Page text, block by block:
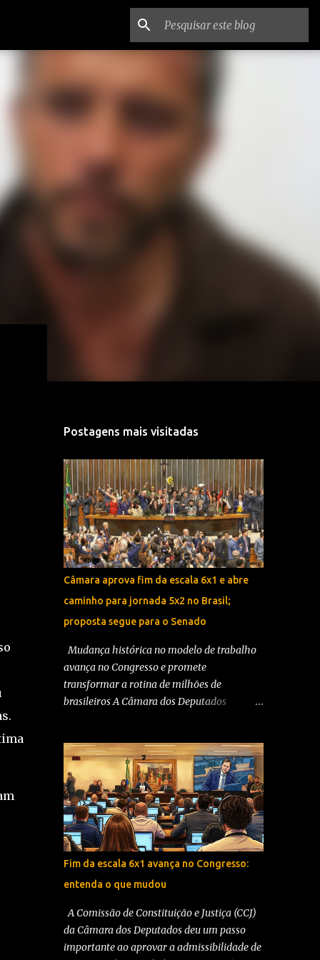
Postagens mais visitadas
Câmara aprova fim da escala 6x1 e abre
caminho para jornada 5x2 no Brasil;
proposta segue para o Senado
Mudança histórica no modelo de trabalho
avança no Congresso e promete
transformar a rotina de milhões de
brasileiros A Câmara dos Deputados
tradicional escala de trabalho 6x1 no Brasil e
abre espaço para a adoção da escala 5x2,
com dois dias de descanso semanal. A
decisão, tomada com ampla maioria
parlamentar, representa uma das mudanças
mais significativas nas regras trabalhistas
do país nas últimas décadas e agora segue
para análise do Senado Federal. A proposta
estabelece uma jornada máxima de 40
horas semanais, com garantia de dois dias
de descanso remunerado por semana, sendo
ao menos um deles preferencialmente aos
Fim da escala 6x1 avança no Congresso:
entenda o que mudou
A Comissão de Constituição e Justiça (CCJ)
da Câmara dos Deputados deu um passo
importante ao aprovar a admissibilidade de